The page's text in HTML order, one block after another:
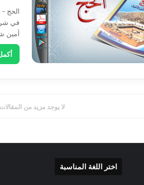
الحج -
في
أمين
لا يوجد مزيد من المقالات
اختر اللغة المناسبة